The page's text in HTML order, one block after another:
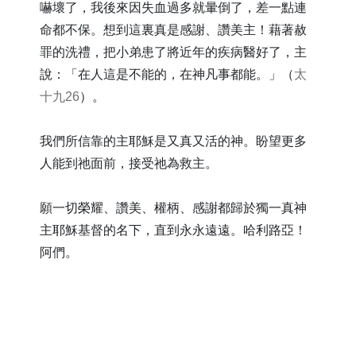
嚇壞了，我後來因失血過多就暈倒了，差一點連
命都不保。想到這裏真是感謝、讚美主！藉著赦
罪的洗禮，把小弟患了將近年的疾病醫好了，主
說：「在人這是不能的，在神凡事都能。」（太
十九26）。
我們所信靠的主耶穌是又真又活的神。盼望更多
人能到祂面前，接受祂為救主。
願一切榮耀、讚美、權柄、感謝都歸於獨一真神
主耶穌基督的名下，直到永永遠遠。哈利路亞！
阿們。